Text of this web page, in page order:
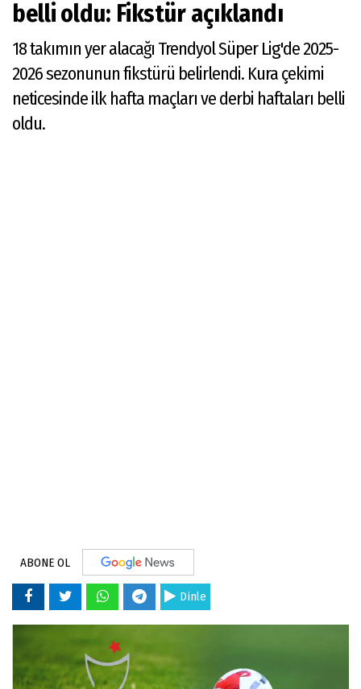
belli oldu: Fikstür açıklandı
18 takımın yer alacağı Trendyol Süper Lig'de 2025-
2026 sezonunun fikstürü belirlendi. Kura çekimi
neticesinde ilk hafta maçları ve derbi haftaları belli
oldu.
ABONE OL
Dinle